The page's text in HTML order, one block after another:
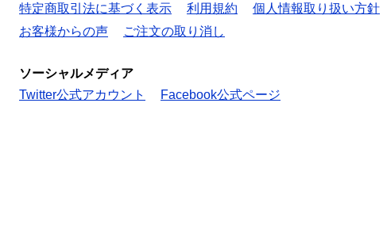
特定商取引法に基づく表示
利用規約 個人情報取り扱い方針
お客様からの声
ご注文の取り消し
ソーシャルメディア
Twitter公式アカウント
Facebook公式ページ